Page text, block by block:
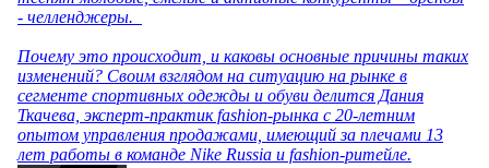
- челленджеры.
Почему это происходит, и каковы основные причины таких
изменений? Своим взглядом на ситуацию на рынке в
сегменте спортивных одежды и обуви делится Дания
Ткачева, эксперт-практик fashion-рынка с 20-летним
опытом управления продажами, имеющий за плечами 13
лет работы в команде Nike Russia и fashion-ритейле.